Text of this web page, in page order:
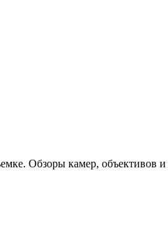
Обзоры камер, объективов